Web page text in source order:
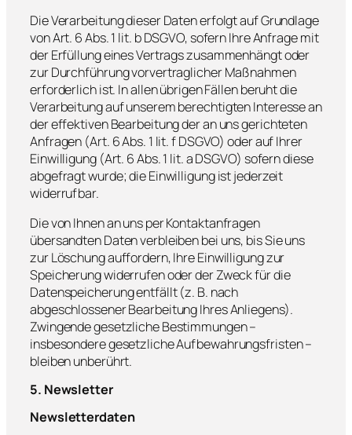
Die Verarbeitung dieser Daten erfolgt auf Grundlage
von Art. 6 Abs. 1 lit. b DSGVO, sofern Ihre Anfrage mit
der Erfüllung eines Vertrags zusammenhängt oder
zur Durchführung vorvertraglicher Maßnahmen
erforderlich ist. In allen übrigen Fällen beruht die
Verarbeitung auf unserem berechtigten Interesse an
der effektiven Bearbeitung der an uns gerichteten
Anfragen (Art. 6 Abs. 1 lit. f DSGVO) oder auf Ihrer
Einwilligung (Art. 6 Abs. 1 lit. a DSGVO) sofern diese
abgefragt wurde; die Einwilligung ist jederzeit
widerrufbar.
Die von Ihnen an uns per Kontaktanfragen
übersandten Daten verbleiben bei uns, bis Sie uns
zur Löschung auffordern, Ihre Einwilligung zur
Speicherung widerrufen oder der Zweck für die
Datenspeicherung entfällt (z. B. nach
abgeschlossener Bearbeitung Ihres Anliegens).
Zwingende gesetzliche Bestimmungen –
insbesondere gesetzliche Aufbewahrungsfristen –
bleiben unberührt.
5. Newsletter
Newsletter­daten